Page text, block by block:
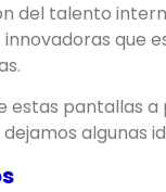
del talento
que
estas pantallas
algunas